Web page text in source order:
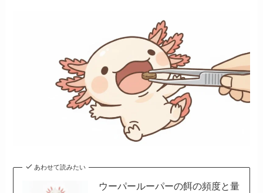
あわせて読みたい
ウーパールーパーの餌の頻度と量